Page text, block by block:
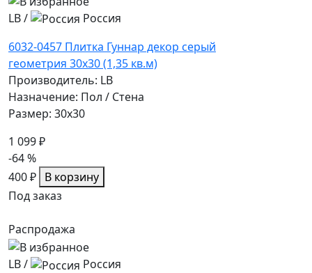
LB/
Россия
6032-0457 Плитка Гуннар декор серый
геометрия 30х30 (1,35 кв.м)
Производитель: LB
Назначение: Пол / Стена
Размер: 30x30
1 099 ₽
-64 %
400 ₽ В корзину
Под заказ
Распродажа
LB/
Россия